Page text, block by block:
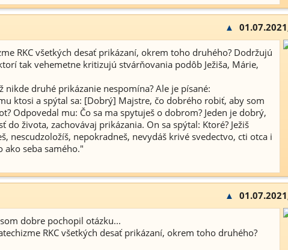
▲
RKC všetkých desať prikázaní, okrem toho druhého? Dodržujú
tak vehemetne kritizujú stvárňovania podôb Ježiša, Márie,
nikde druhé prikázanie nespomína? Ale je písané:
ktosi a spýtal sa: [Dobrý] Majstre, čo dobrého robiť, aby som
Odpovedal mu: Čo sa ma spytuješ o dobrom? Jeden je dobrý,
do života, zachovávaj prikázania. On sa spýtal: Ktoré? Ježiš
nescudzoložíš, nepokradneš, nevydáš krivé svedectvo, cti otca i
seba samého."
▲
dobre pochopil otázku...
RKC všetkých desať prikázaní, okrem toho druhého?